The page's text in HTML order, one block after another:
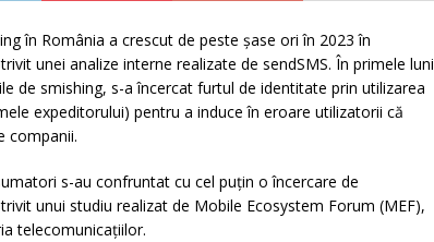
în România a crescut de peste șase ori în 2023 în
unei analize interne realizate de sendSMS. În primele luni
de smishing, s-a încercat furtul de identitate prin utilizarea
expeditorului) pentru a induce în eroare utilizatorii că
companii.
s-au confruntat cu cel puțin o încercare de
unui studiu realizat de Mobile Ecosystem Forum (MEF),
telecomunicațiilor.